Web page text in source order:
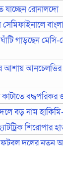
যাচ্ছেন রোনালদো
সেমিফাইনালে
গাড়ছেন মেসি-
আশায়
বদ্ধপরিকর
বড় নাম
শিরোপার
ফুটবল দলের নতুন